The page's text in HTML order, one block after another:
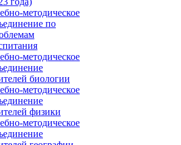
методическое
по
методическое
биологии
методическое
физики
методическое